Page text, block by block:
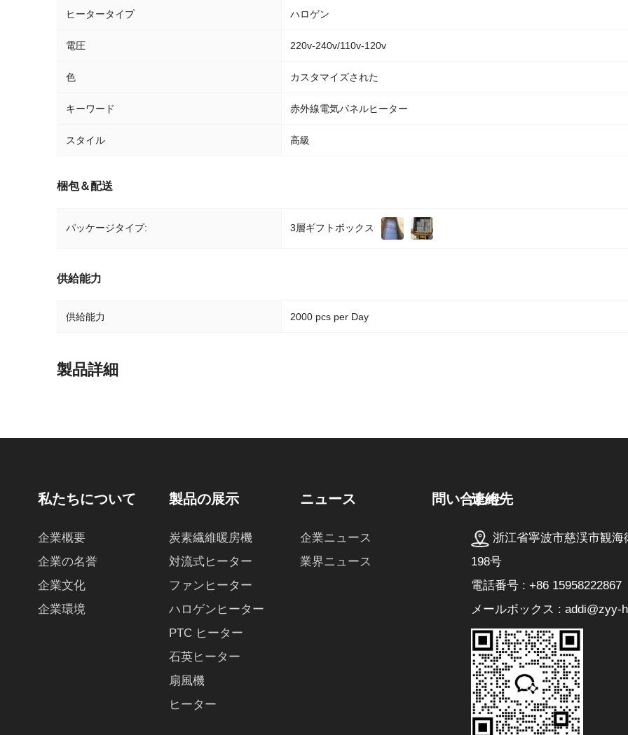
ヒータータイプ ハロゲン
電圧 220v-240v/110v-120v
色 カスタマイズされた
キーワード 赤外線電気パネルヒーター
スタイル 高級
梱包＆配送
パッケージタイプ: 3層ギフトボックス
供給能力
供給能力 2000 pcs per Day
製品詳細
私たちについて
企業概要
企業の名誉
企業文化
企業環境
製品の展示
炭素繊維暖房機
対流式ヒーター
ファンヒーター
ハロゲンヒーター
PTC ヒーター
石英ヒーター
扇風機
ヒーター
ニュース
企業ニュース
業界ニュース
問い合わせ
連絡先
浙江省寧波市慈渓市観海
198号
電話番号 : +86 15958222867
メールボックス : addi@zyy-